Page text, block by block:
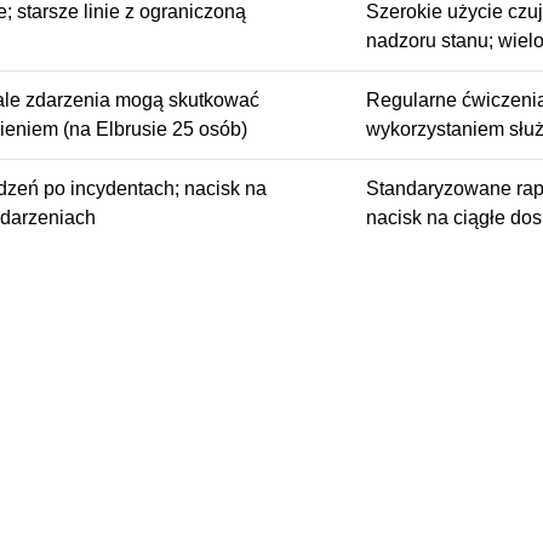
starsze linie z ograniczoną
Szerokie użycie
nadzoru stanu;
zdarzenia mogą skutkować
(na Elbrusie 25 osób)
Regularne
wykorzystaniem
po incydentach; nacisk na
Standaryzowane
nacisk na ciągłe